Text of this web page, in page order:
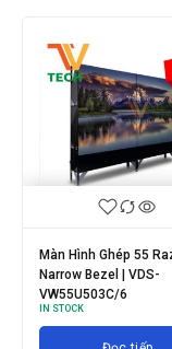
Màn Hình Ghép
3.5mm l VDS-
IN STOCK
Đọc